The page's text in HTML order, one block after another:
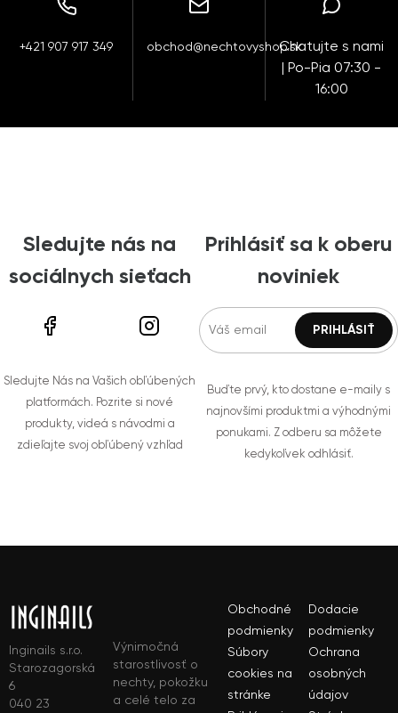
+421 907 917 349 obchod@nechtovyshop.skChatujte s nami
| Po-Pia 07:30 -
16:00
Sledujte nás na
sociálnych sieťach
Sledujte Nás na Vašich obľúbených
platformách. Pozrite si nové
produkty, videá s návodmi a
zdieľajte svoj obľúbený vzhľad
Prihlásiť sa k oberu
noviniek
Buďte prvý, kto dostane e-maily s
najnovšími produktmi a výhodnými
ponukami. Z odberu sa môžete
kedykoľvek odhlásiť.
Inginails s.r.o.
Starozagorská
6
040 23
Výnimočná
starostlivosť o
nechty, pokožku
a celé telo za
Obchodné
podmienky
Dodacie
podmienky
Súbory
cookies na
stránke
Ochrana
osobných
údajov